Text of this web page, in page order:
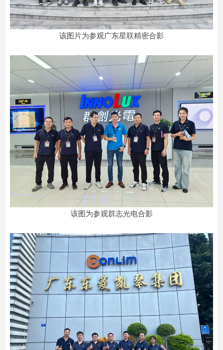
该图片为参观广东星联精密合影
该图为参观群志光电合影